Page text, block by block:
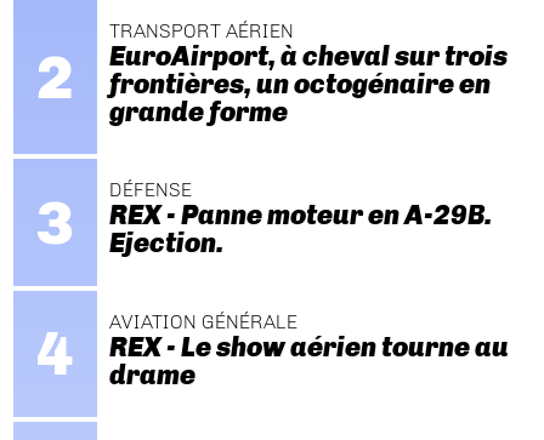
TRANSPORT AÉRIEN
EuroAirport, à cheval sur trois
frontières, un octogénaire en
grande forme
DÉFENSE
REX - Panne moteur en A-29B.
Ejection.
AVIATION GÉNÉRALE
REX - Le show aérien tourne au
drame